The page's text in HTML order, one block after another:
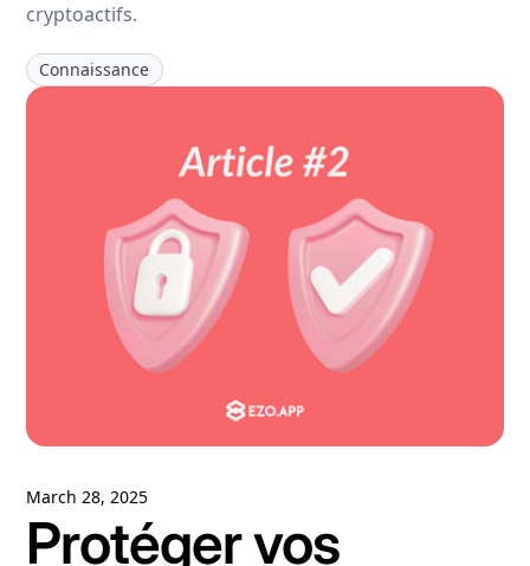
cryptoactifs.
Connaissance
March 28, 2025
Protéger vos